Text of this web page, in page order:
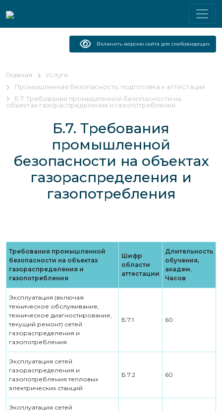
Включить версию сайта для слабовидящих
Главная
Услуги
Промышленная безопасность: подготовка к аттестации
Б.7. Требования промышленной безопасности на
объектах газораспределения и газопотребления
Б.7. Требования
промышленной
безопасности на объектах
газораспределения и
газопотребления
Требования промышленной
безопасности на объектах
газораспределения и
газопотребления
Шифр
области
аттестации
Длительность
обучения,
академ.
Часов
Эксплуатация (включая
техническое обслуживание,
техническое диагностирование,
текущий ремонт) сетей
газораспределения и
газопотребления
Б.7.1 60
Эксплуатация сетей
газораспределения и
газопотребления тепловых
электрических станций
Б.7.2 60
Эксплуатация сетей